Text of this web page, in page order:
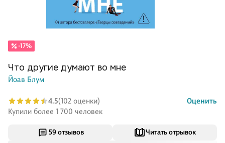
59 отзывов Читать отрывок
-17%
Что другие думают во мне
Йоав Блум
4.5(102 оценки)
Оценить
Купили более 1 700 человек